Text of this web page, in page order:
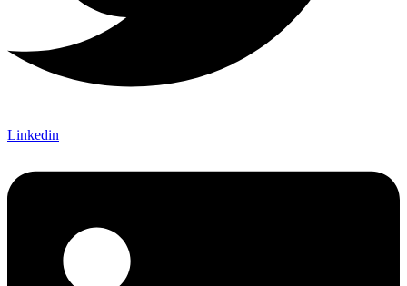
Linkedin